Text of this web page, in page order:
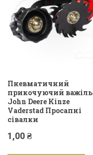
Пневматичний
прикочуючий важіль
John Deere Kinze
Vaderstad Просапні
сівалки
1,00₴